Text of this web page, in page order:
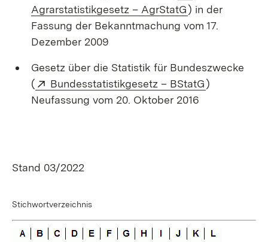
Agrarstatistikgesetz – AgrStatG(Öffnet in
) in der
Fassung der Bekanntmachung vom 17.
Dezember 2009
Gesetz über die Statistik für Bundeszwecke
(
Extern:
Bundesstatistikgesetz – BStatG(Öffnet in
)
Neufassung vom 20. Oktober 2016
Stand 03/2022
Stichwortverzeichnis